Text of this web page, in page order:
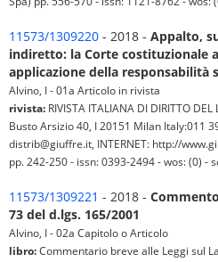
11573/1309220 - 2018 - Appalto,
indiretto: la Corte costituzionale
applicazione della responsabilità
Alvino, I - 01a Articolo in rivista
rivista: RIVISTA ITALIANA DI DIRITTO
Busto Arsizio 40, I 20151 Milan Italy:011
distrib@giuffre.it, INTERNET: http://
pp. 242-250 - issn: 0393-2494 - wos: (0) -
11573/1309221 - 2018 -
73 del d.lgs. 165/2001
Alvino, I - 02a Capitolo o Articolo
libro:Commentario breve alle Leggi sul